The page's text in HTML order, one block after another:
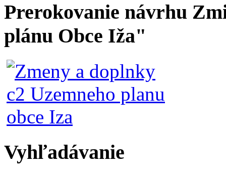
Prerokovanie návrhu
plánu Obce Iža"
Vyhľadávanie